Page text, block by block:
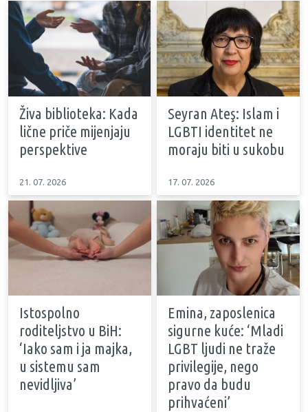
Živa biblioteka: Kada
lične priče mijenjaju
perspektive
21. 07. 2026
Seyran Ateş: Islam i
LGBTI identitet ne
moraju biti u sukobu
17. 07. 2026
Istospolno
roditeljstvo u BiH:
‘Iako sam i ja majka,
u sistemu sam
nevidljiva’
Emina, zaposlenica
sigurne kuće: ‘Mladi
LGBT ljudi ne traže
privilegije, nego
pravo da budu
prihvaćeni’